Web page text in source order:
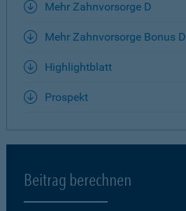
Mehr Zahnvorsorge D
Mehr Zahnvorsorge Bonus D
Highlightblatt
Prospekt
Beitrag berechnen